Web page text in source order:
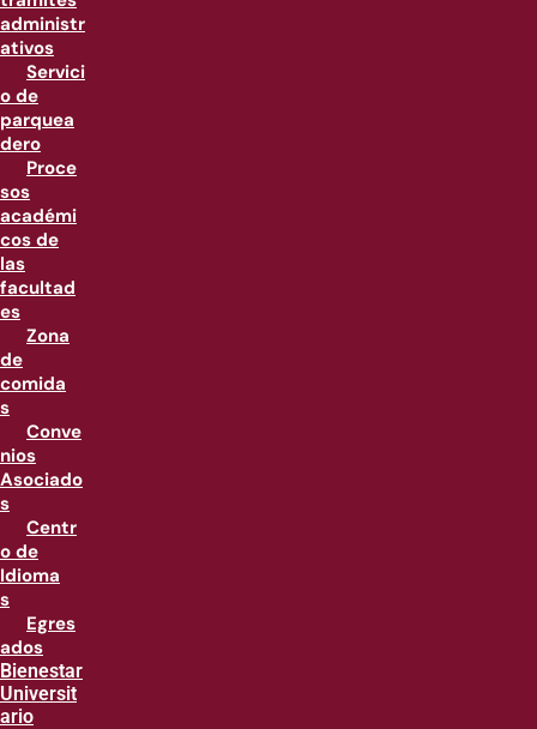
administr
ativos
Servici
o de
parquea
dero
Proce
sos
académi
cos de
las
facultad
es
Zona
de
comida
s
Conve
nios
Asociado
s
Centr
o de
Idioma
s
Egres
ados
Bienestar
Universit
ario